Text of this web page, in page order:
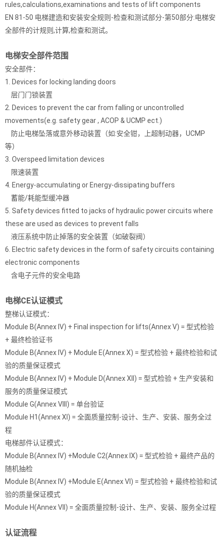
rules,calculations,examinations and tests of lift components
EN 81-50 电梯建造和安装安全规则-检查和测试部分-第50部分:电梯安
全部件的计规则,计算,检查和测试。
电梯安全部件范围
安全部件：
1. Devices for locking landing doors
层门门锁装置
2. Devices to prevent the car from falling or uncontrolled
movements(e.g. safety gear , ACOP & UCMP ect.)
防止电梯坠落或意外移动装置（如:安全钳，上超制动器，UCMP
等）
3. Overspeed limitation devices
限速装置
4. Energy-accumulating or Energy-dissipating buffers
蓄能/耗能型缓冲器
5. Safety devices fitted to jacks of hydraulic power circuits where
these are used as devices to prevent falls
液压系统中防止掉落的安全装置（如破裂阀）
6. Electric safety devices in the form of safety circuits containing
electronic components
含电子元件的安全电路
电梯CE认证模式
整梯认证模式：
Module B(Annex IV) + Final inspection for lifts(Annex V) = 型式检验
+ 最终检验证书
Module B(Annex IV) + Module E(Annex X) = 型式检验 + 最终检验和试
验的质量保证模式
Module B(Annex IV) + Module D(Annex XII) = 型式检验 + 生产安装和
服务的质量保证模式
Module G(Annex VIII) = 单台验证
Module H1(Annex XI) = 全面质量控制-设计、生产、安装、服务全过
程
电梯部件认证模式：
Module B(Annex IV) +Module C2(Annex IX) = 型式检验 + 最终产品的
随机抽检
Module B(Annex IV) +Module E(Annex VI) = 型式检验 + 最终检验和试
验的质量保证模式
Module H(Annex VII) = 全面质量控制-设计、生产、安装、服务全过程
认证流程